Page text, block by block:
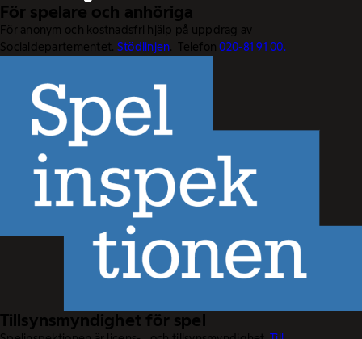
För spelare och anhöriga
För anonym och kostnadsfri hjälp på uppdrag av
Socialdepartementet. Stödlinjen. Telefon020-81 91 00.
Tillsynsmyndighet för spel